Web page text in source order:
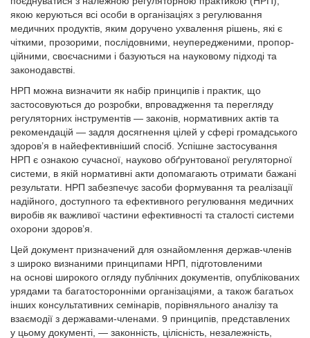
якою керуються всі особи в організаціях з регулювання
медичних продуктів, яким доручено ухвалення рішень, які є
чіткими, прозорими, послідовними, неупередженими, пропор­
ційними, своєчасними і базуються на науковому підході та
законодавстві.
НРП можна визначити як набір принципів і практик, що
застосовуються до розробки, впровадження та перегляду
регуляторних інструментів — законів, нормативних актів та
рекомендацій — задля досягнення цілей у сфері громадського
здоров’я в найефективніший спосіб. Успішне застосування
НРП є ознакою сучасної, науково обґрунтованої регуляторної
системи, в якій нормативні акти допомагають отримати бажані
результати. НРП забезпечує засоби формування та реалізації
надійного, доступного та ефективного регулювання медичних
виробів як важливої частини ефективності та сталості системи
охорони здоров’я.
Цей документ призначений для ознайомлення держав-членів
з широко визнаними принципами НРП, підготовленими
на основі широкого огляду публічних документів, опублікованих
урядами та багатосторонніми організаціями, а також багатьох
інших консультативних семінарів, порівняльного аналізу та
взаємодії з державами-членами. 9 принципів, представлених
у цьому документі, — законність, цілісність, незалежність,